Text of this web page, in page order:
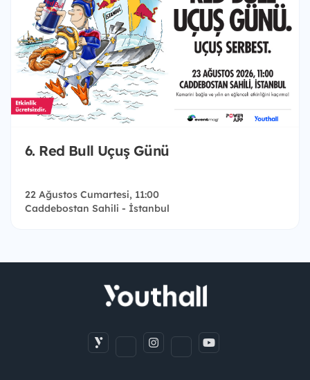
6. Red Bull Uçuş Günü
22 Ağustos Cumartesi, 11:00
Caddebostan Sahili - İstanbul